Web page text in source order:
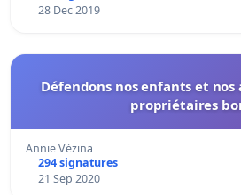
28 Dec 2019
Défendons nos enfants et
propriétaires
Annie Vézina
294 signatures
21 Sep 2020